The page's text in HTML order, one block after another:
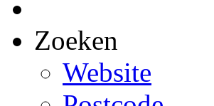
Zoeken
Website